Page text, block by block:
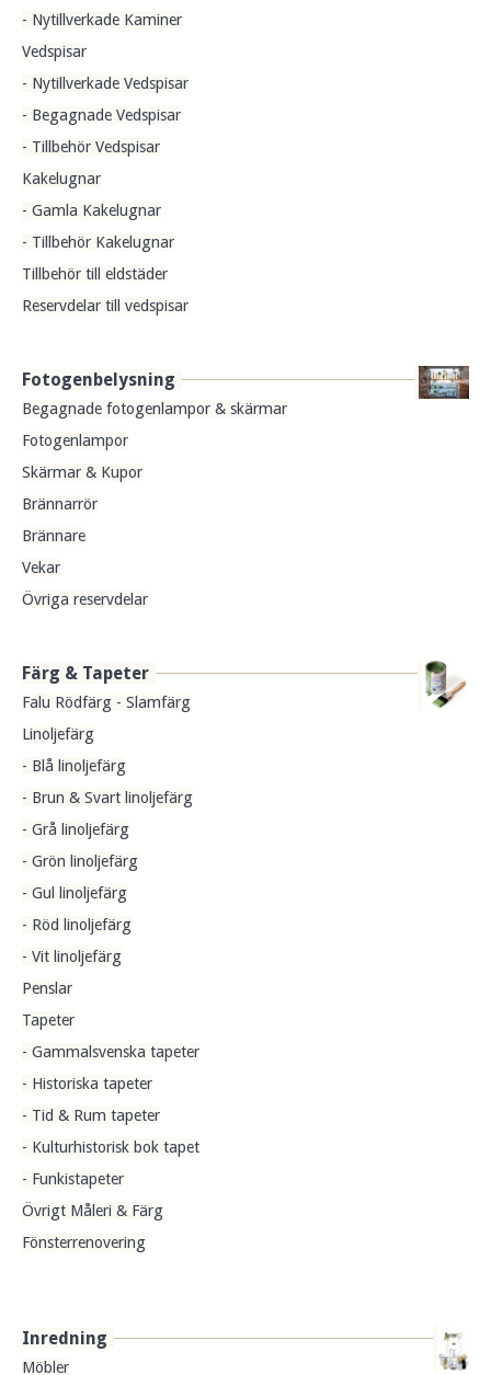
- Nytillverkade Kaminer
Vedspisar
- Nytillverkade Vedspisar
- Begagnade Vedspisar
- Tillbehör Vedspisar
Kakelugnar
- Gamla Kakelugnar
- Tillbehör Kakelugnar
Tillbehör till eldstäder
Reservdelar till vedspisar
Fotogenbelysning
Begagnade fotogenlampor & skärmar
Fotogenlampor
Skärmar & Kupor
Brännarrör
Brännare
Vekar
Övriga reservdelar
Färg & Tapeter
Falu Rödfärg - Slamfärg
Linoljefärg
- Blå linoljefärg
- Brun & Svart linoljefärg
- Grå linoljefärg
- Grön linoljefärg
- Gul linoljefärg
- Röd linoljefärg
- Vit linoljefärg
Penslar
Tapeter
- Gammalsvenska tapeter
- Historiska tapeter
- Tid & Rum tapeter
- Kulturhistorisk bok tapet
- Funkistapeter
Övrigt Måleri & Färg
Fönsterrenovering
Inredning
Möbler